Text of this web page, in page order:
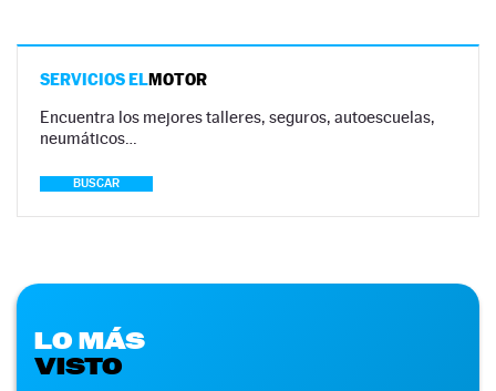
SERVICIOS ELMOTOR
Encuentra los mejores talleres, seguros, autoescuelas,
neumáticos…
BUSCAR
LO MÁS
VISTO